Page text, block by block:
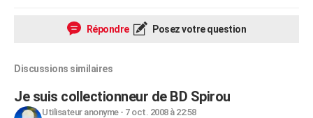
Répondre Posez votre question
Discussions similaires
Je suis collectionneur de BD Spirou
Utilisateur anonyme- 7 oct. 2008 à 22:58